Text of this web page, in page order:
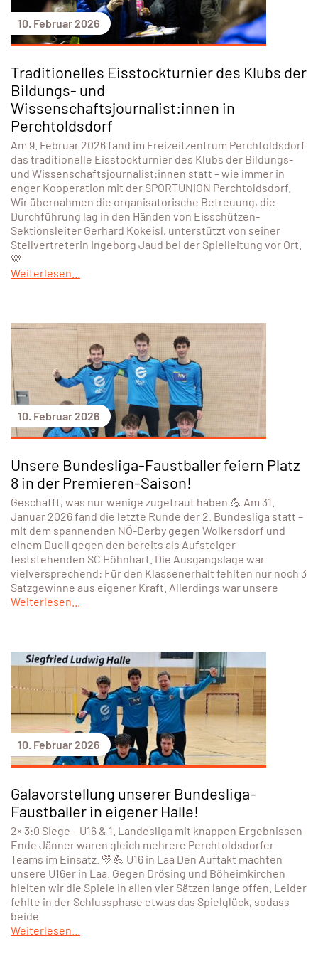
10. Februar 2026
Traditionelles Eisstockturnier des Klubs der
Bildungs- und
Wissenschaftsjournalist:innen in
Perchtoldsdorf
Am 9. Februar 2026 fand im Freizeitzentrum Perchtoldsdorf
das traditionelle Eisstockturnier des Klubs der Bildungs-
und Wissenschaftsjournalist:innen statt – wie immer in
enger Kooperation mit der SPORTUNION Perchtoldsdorf.
Wir übernahmen die organisatorische Betreuung, die
Durchführung lag in den Händen von Eisschützen-
Sektionsleiter Gerhard Kokeisl, unterstützt von seiner
Stellvertreterin Ingeborg Jaud bei der Spielleitung vor Ort.
💛
Weiterlesen...
10. Februar 2026
Unsere Bundesliga-Faustballer feiern Platz
8 in der Premieren-Saison!
Geschafft, was nur wenige zugetraut haben 💪 Am 31.
Januar 2026 fand die letzte Runde der 2. Bundesliga statt –
mit dem spannenden NÖ-Derby gegen Wolkersdorf und
einem Duell gegen den bereits als Aufsteiger
feststehenden SC Höhnhart. Die Ausgangslage war
vielversprechend: Für den Klassenerhalt fehlten nur noch 3
Satzgewinne aus eigener Kraft. Allerdings war unsere
Weiterlesen...
10. Februar 2026
Galavorstellung unserer Bundesliga-
Faustballer in eigener Halle!
2× 3:0 Siege – U16 & 1. Landesliga mit knappen Ergebnissen
Ende Jänner waren gleich mehrere Perchtoldsdorfer
Teams im Einsatz. 💛💪 U16 in Laa Den Auftakt machten
unsere U16er in Laa. Gegen Drösing und Böheimkirchen
hielten wir die Spiele in allen vier Sätzen lange offen. Leider
fehlte in der Schlussphase etwas das Spielglück, sodass
beide
Weiterlesen...